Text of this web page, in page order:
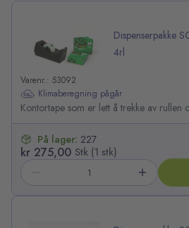
Dispenserpakke
4rl
Varenr.: 53092
Klimaberegning pågår
Kontortape som er lett å trekke av rullen
kr 275,00 Stk (1 stk)
På lager: 227